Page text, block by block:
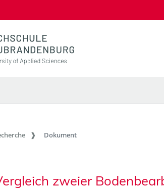
Dokument
zweier